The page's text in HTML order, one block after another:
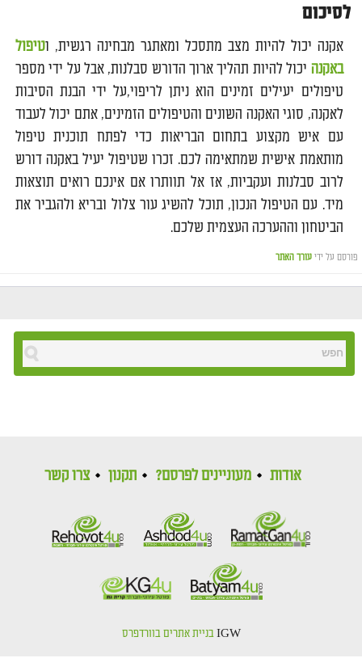
לסיכום
אקנה יכול להיות מצב מתסכל ומאתגר מבחינה רגשית, וטיפול
באקנה יכול להיות תהליך ארוך הדורש סבלנות, אבל על ידי מספר
טיפולים יעילים זמינים הוא ניתן לריפוי,על ידי הבנת הסיבות
לאקנה, סוגי האקנה השונים והטיפולים הזמינים, אתם יכול לעבוד
עם איש מקצוע בתחום הבריאות כדי לפתח תוכנית טיפול
מותאמת אישית שמתאימה לכם. זכרו שטיפול יעיל באקנה דורש
לרוב סבלנות ועקביות, אז אל תוותרו אם אינכם רואים תוצאות
מיד. עם הטיפול הנכון, תוכל להשיג עור צלול ובריא ולהגביר את
הביטחון וההערכה העצמית שלכם.
פורסם על ידי עורך האתר
אודות מעוניינים לפרסם? תקנון צרו קשר
IGW בניית אתרים בוורדפרס